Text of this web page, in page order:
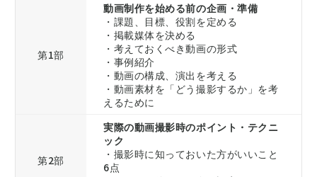
第1部
動画制作を始める前の企画・準備
・課題、目標、役割を定める
・掲載媒体を決める
・考えておくべき動画の形式
・事例紹介
・動画の構成、演出を考える
・動画素材を「どう撮影するか」を考
えるために
第2部
実際の動画撮影時のポイント・テクニ
ック
・撮影時に知っておいた方がいいこと
6点